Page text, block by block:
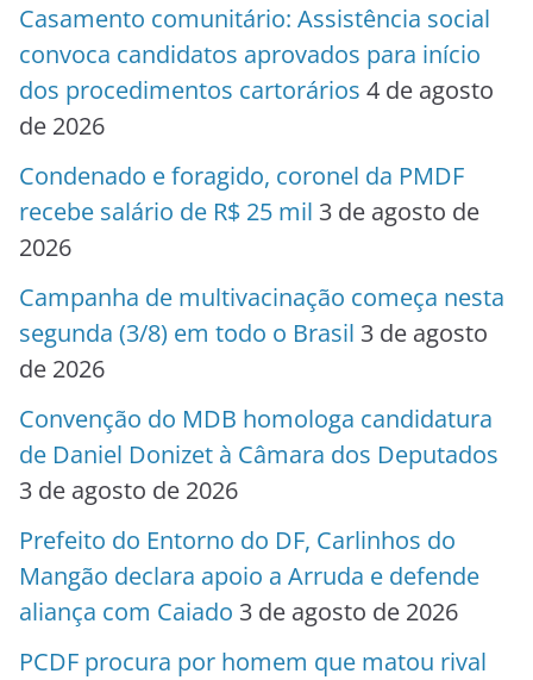
Casamento comunitário: Assistência social
convoca candidatos aprovados para início
dos procedimentos cartorários 4 de agosto
de 2026
Condenado e foragido, coronel da PMDF
recebe salário de R$ 25 mil 3 de agosto de
2026
Campanha de multivacinação começa nesta
segunda (3/8) em todo o Brasil 3 de agosto
de 2026
Convenção do MDB homologa candidatura
de Daniel Donizet à Câmara dos Deputados
3 de agosto de 2026
Prefeito do Entorno do DF, Carlinhos do
Mangão declara apoio a Arruda e defende
aliança com Caiado 3 de agosto de 2026
PCDF procura por homem que matou rival